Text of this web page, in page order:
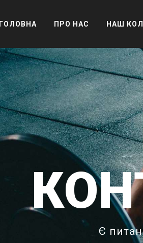
ГОЛОВНА ПРО НАС НАШ
Є